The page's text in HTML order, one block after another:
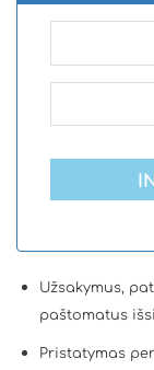
Užsakymus,
paštomatus
Pristatymas per